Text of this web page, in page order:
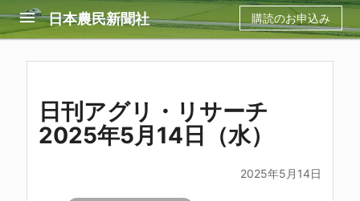
menu 日本農民新聞社 購読のお申込み
日刊アグリ・リサーチ
2025年5月14日（水）
2025年5月14日